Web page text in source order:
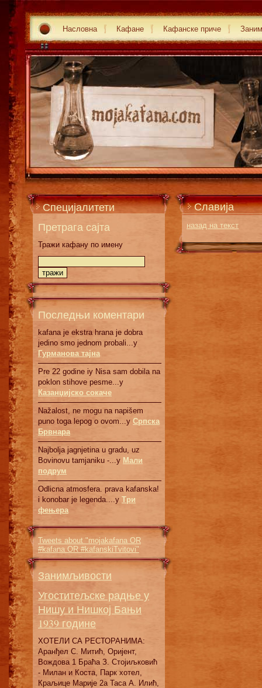
Насловна Кафане Кафанске приче
Специјалитети
Претрага сајта
Тражи кафану по имену
Последњи коментари
kafana je ekstra hrana je dobra
jedino smo jednom probali...у
Гурманова тајна
Pre 22 godine iy Nisa sam dobila na
poklon stihove pesme...у
Казанџијско сокаче
Nažalost, ne mogu na napišem
puno toga lepog o ovom...у Српскa
Брвнaрa
Najbolja jagnjetina u gradu, uz
Bovinovu tamjaniku -...у Мали
подрум
Odlicna atmosfera. prava kafanska!
i konobar je legenda....у Три
фењера
Tweets about "mojakafana OR
#kafana OR #kafanskiTvitovi"
Занимљивости
Угоститељске радње у
Нишу и Нишкој Бањи
1939 године
ХОТЕЛИ СА РЕСТОРАНИМА:
Аранђел С. Митић, Оријент,
Вождова 1 Браћа З. Стојиљковић
- Милан и Коста, Парк хотел,
Краљице Марије 2а Таса А. Илић,
Славија
назад на текст